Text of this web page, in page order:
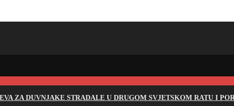
ZA DUVNJAKE STRADALE U DRUGOM SVJETSKOM RATU I